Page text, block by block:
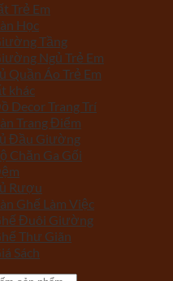
Trẻ Em
Học
Tầng
Ngủ Trẻ Em
Quần Áo Trẻ Em
khác
Decor Trang Trí
Trang Điểm
Đầu Giường
Chăn Ga Gối
Rượu
Ghế Làm Việc
Đuôi Giường
Thư Giãn
Sách